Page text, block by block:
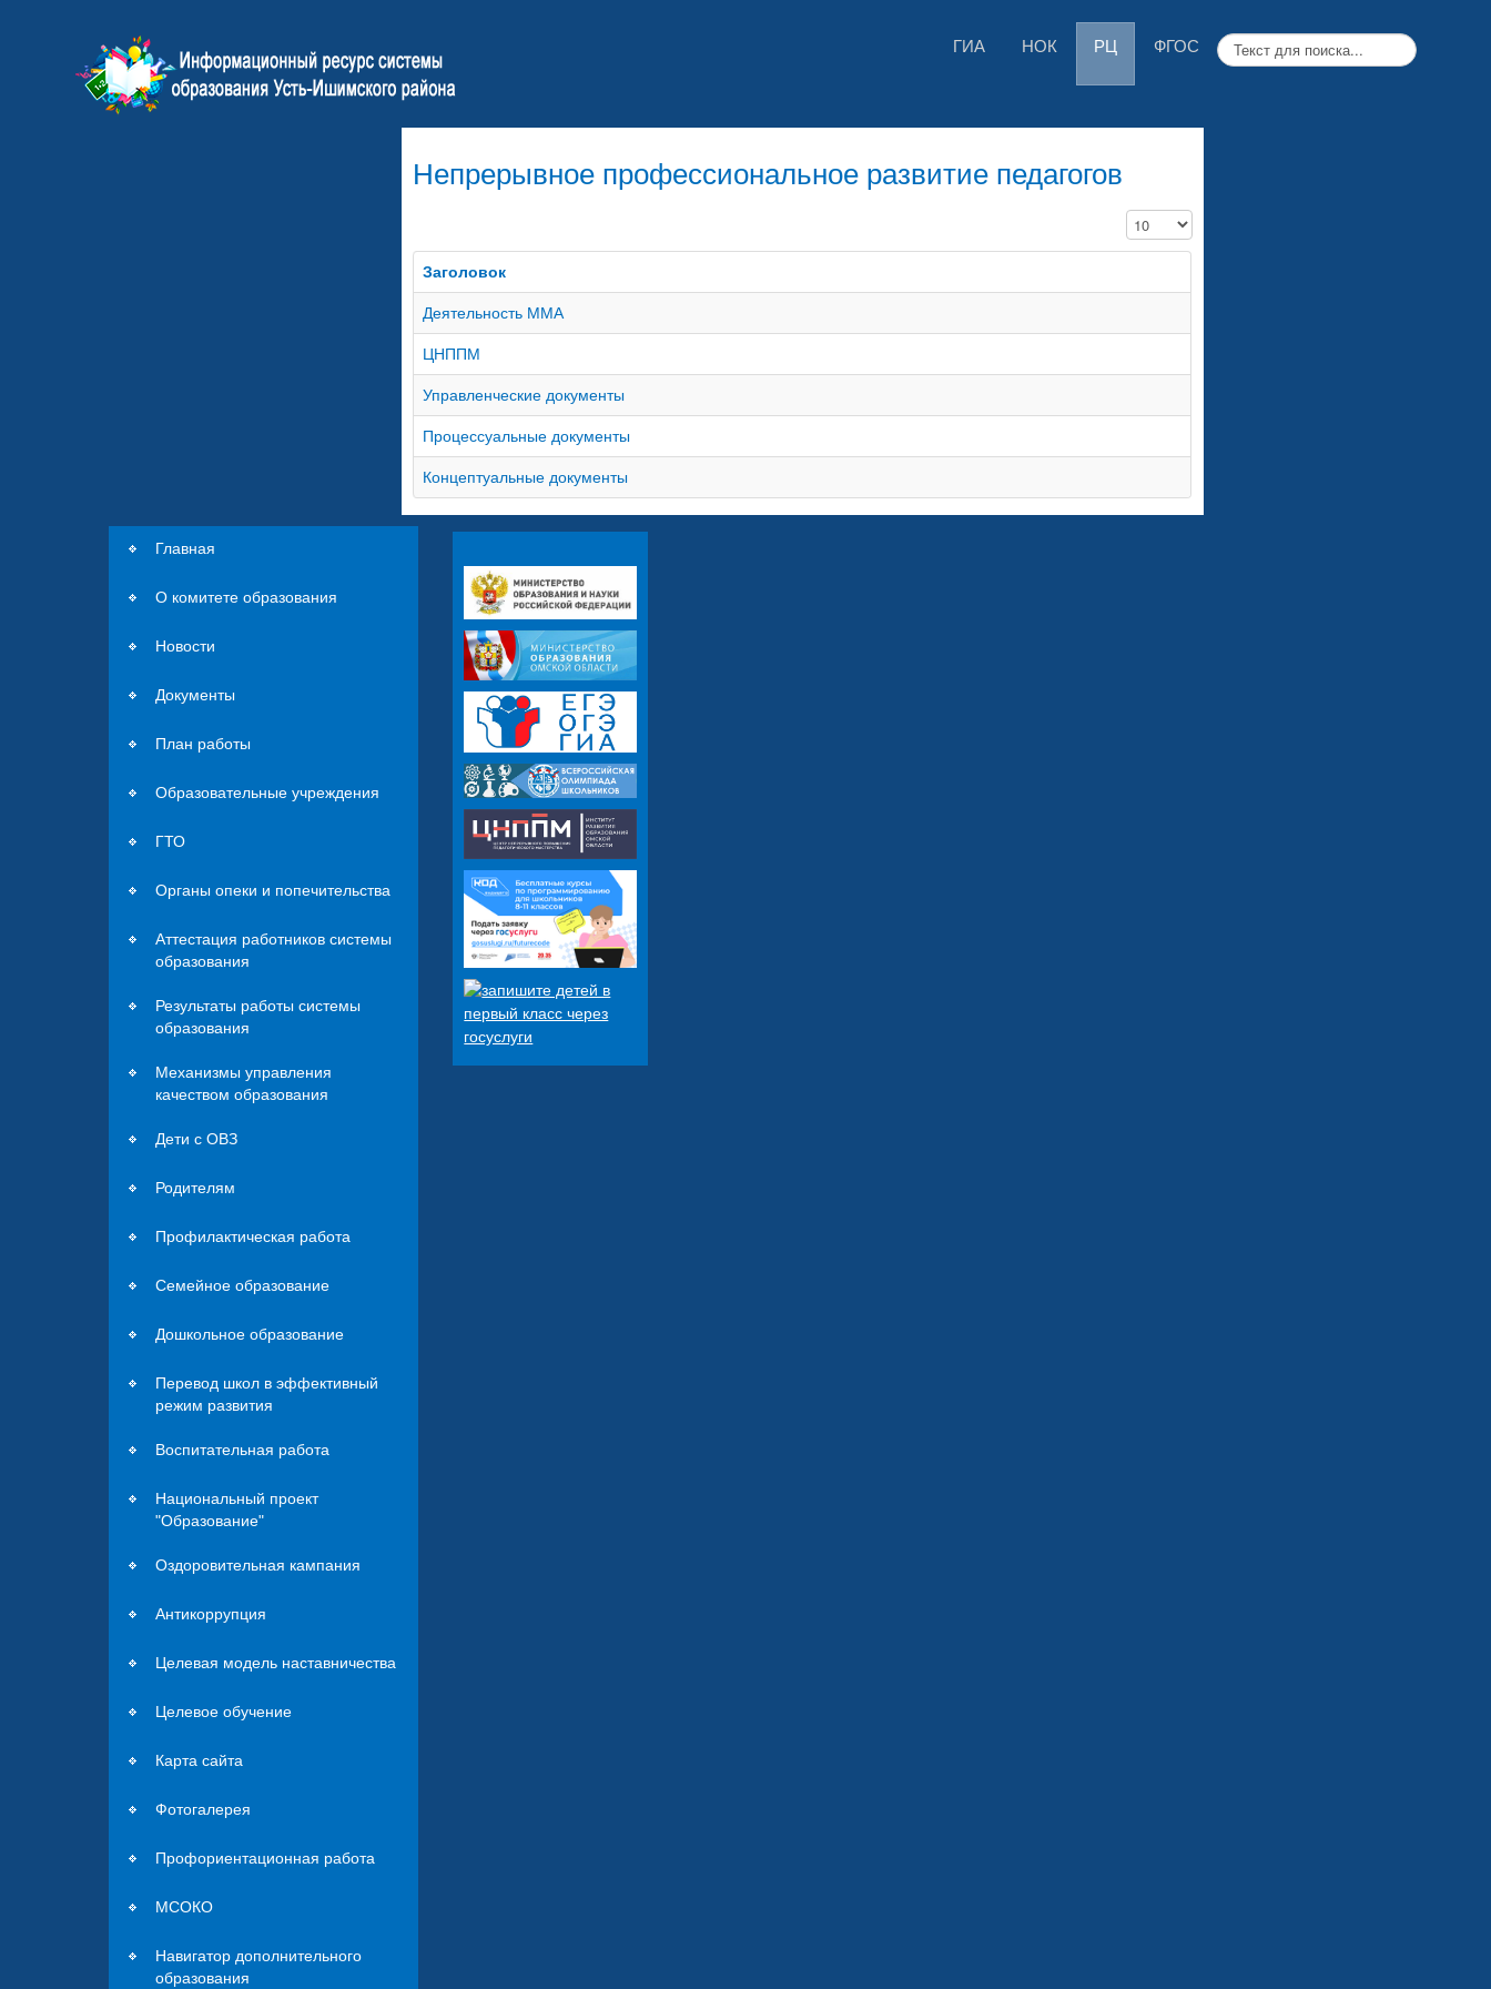
ГИА НОК РЦ ФГОС
Непрерывное профессиональное развитие педагогов
Кол-во строк:
Заголовок
Деятельность ММА
ЦНППМ
Управленческие документы
Процессуальные документы
Концептуальные документы
Главная
О комитете образования
Новости
Документы
План работы
Образовательные учреждения
ГТО
Органы опеки и попечительства
Аттестация работников системы
образования
Результаты работы системы
образования
Механизмы управления
качеством образования
Дети с ОВЗ
Родителям
Профилактическая работа
Семейное образование
Дошкольное образование
Перевод школ в эффективный
режим развития
Воспитательная работа
Национальный проект
"Образование"
Оздоровительная кампания
Антикоррупция
Целевая модель наставничества
Целевое обучение
Карта сайта
Фотогалерея
Профориентационная работа
МСОКО
Навигатор дополнительного
образования